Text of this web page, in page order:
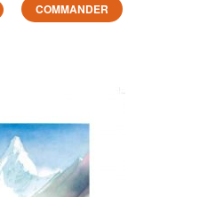
COMMANDER